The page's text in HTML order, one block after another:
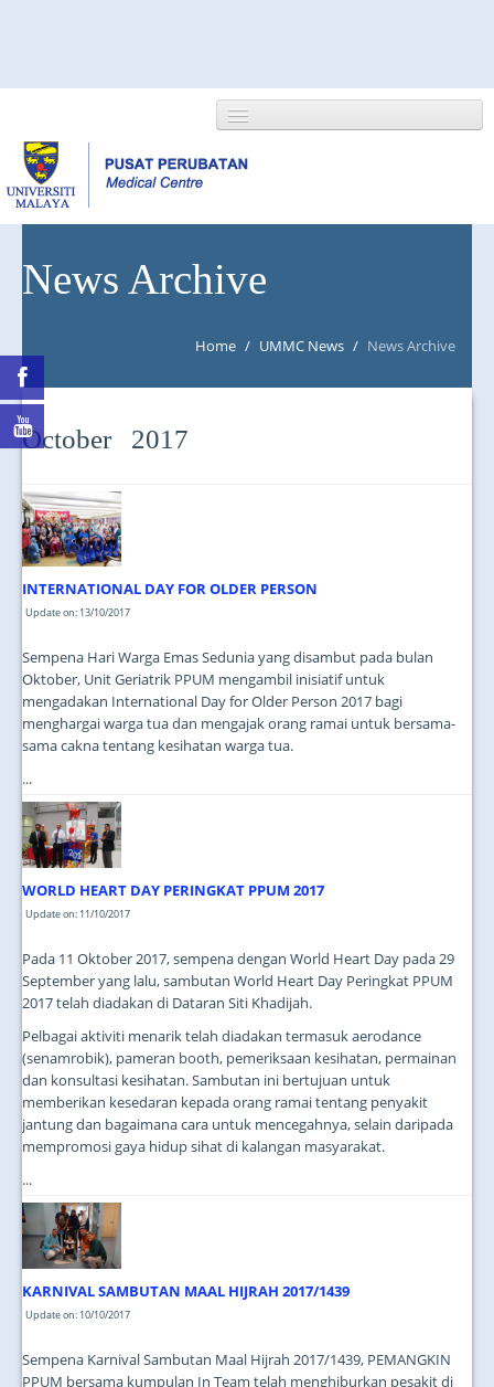
NEWS/EVENTS
News Archive
Home / UMMC News / News Archive
October 2017
INTERNATIONAL DAY FOR OLDER PERSON
Update on: 13/10/2017
Sempena Hari Warga Emas Sedunia yang disambut pada bulan
Oktober, Unit Geriatrik PPUM mengambil inisiatif untuk
mengadakan International Day for Older Person 2017 bagi
menghargai warga tua dan mengajak orang ramai untuk bersama-
sama cakna tentang kesihatan warga tua.
...
WORLD HEART DAY PERINGKAT PPUM 2017
Update on: 11/10/2017
Pada 11 Oktober 2017, sempena dengan World Heart Day pada 29
September yang lalu, sambutan World Heart Day Peringkat PPUM
2017 telah diadakan di Dataran Siti Khadijah.
Pelbagai aktiviti menarik telah diadakan termasuk aerodance
(senamrobik), pameran booth, pemeriksaan kesihatan, permainan
dan konsultasi kesihatan. Sambutan ini bertujuan untuk
memberikan kesedaran kepada orang ramai tentang penyakit
jantung dan bagaimana cara untuk mencegahnya, selain daripada
mempromosi gaya hidup sihat di kalangan masyarakat.
...
KARNIVAL SAMBUTAN MAAL HIJRAH 2017/1439
Update on: 10/10/2017
Sempena Karnival Sambutan Maal Hijrah 2017/1439, PEMANGKIN
PPUM bersama kumpulan In Team telah menghiburkan pesakit di